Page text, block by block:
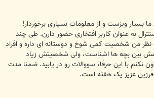
بسیار ویژست و از معلومات بسیاری برخوردار!
به عنوان کاربر افتخاری حضور دارن. طی چند
نظر من شخصیت کمی شوخ و دوستانه ای داره و افراد
اسمش بین بچه ها اشناست، ولی شخصیتش زیاد
نکنم با این حرفا، سووالات رو در یابید. ضمنا مدت
عزیز یک هفته است.